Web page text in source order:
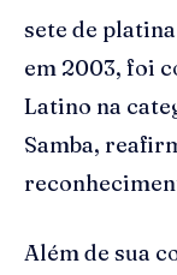
sete de
em 2003, foi
Latino na
Samba,
Além de sua